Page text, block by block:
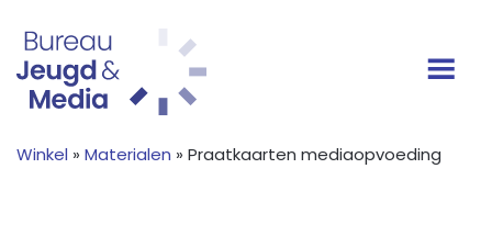
Hoofdnavigatie
Winkel »Materialen » Praatkaarten mediaopvoeding